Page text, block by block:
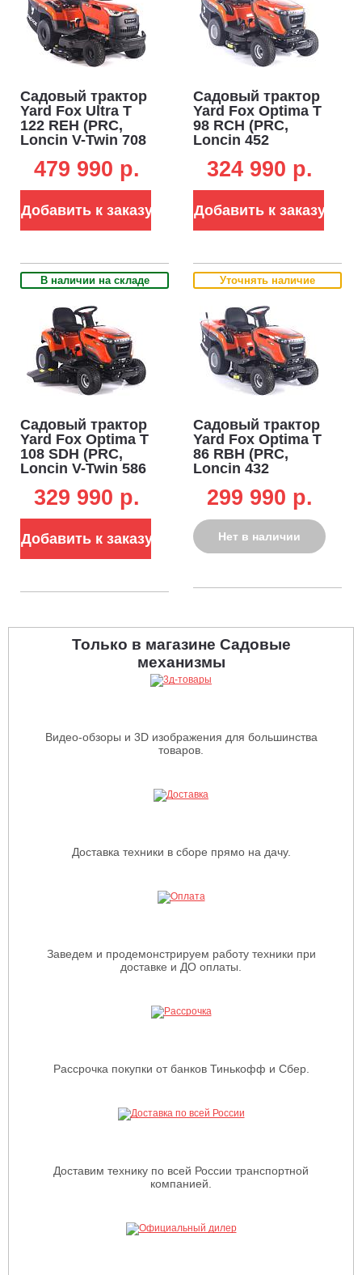
Садовый трактор
Yard Fox Ultra T
122 REH (PRC,
Loncin V-Twin 708
гидростатика,
травосборник 360
кошения 122 см,
250 кг)
479 990 p.
Добавить к заказу
Садовый трактор
Yard Fox Optima T
98 RСH (PRC,
Loncin 452
гидростатика,
травосборник 260
кошения 98 см,
200 кг)
324 990 p.
Добавить к заказу
В наличии на складе
Садовый трактор
Yard Fox Optima T
108 SDH (PRC,
Loncin V-Twin 586
гидростатика,
боковой выброс,
108 см, 200 кг)
329 990 p.
Добавить к заказу
Уточнять наличие
Садовый трактор
Yard Fox Optima T
86 RBH (PRC,
Loncin 432
гидростатика,
травосборник 260
л, ширина
кошения 86 см,
190 кг)
299 990 p.
Нет в наличии
Только в магазине Садовые
механизмы
Видео-обзоры и 3D изображения для большинства
товаров.
Доставка техники в сборе прямо на дачу.
Заведем и продемонстрируем работу техники при
доставке и ДО оплаты.
Рассрочка покупки от банков Тинькофф и Сбер.
Доставим технику по всей России транспортной
компанией.